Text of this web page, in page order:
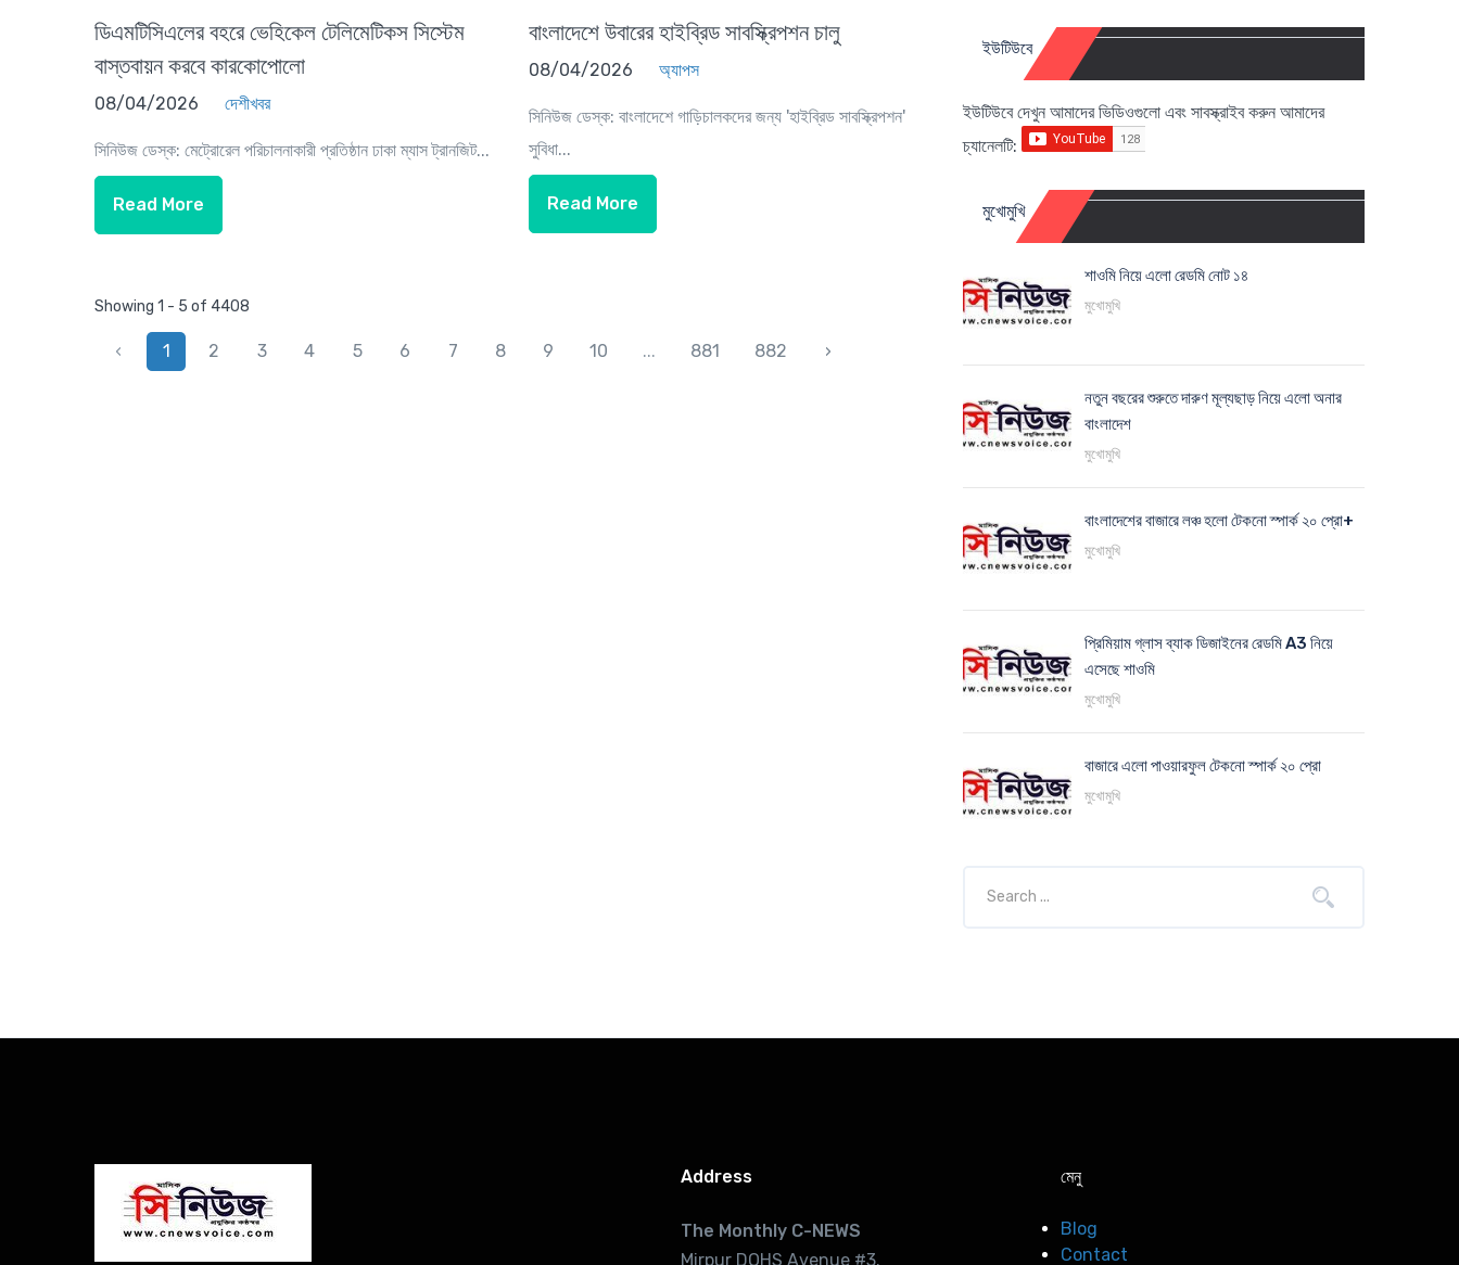
ডিএমটিসিএলের বহরে ভেহিকেল টেলিমেটিকস সিস্টেম
বাস্তবায়ন করবে কারকোপোলো
08/04/2026 দেশীখবর
সিনিউজ ডেস্ক: মেট্রোরেল পরিচালনাকারী প্রতিষ্ঠান ঢাকা ম্যাস ট্রানজিট...
Read More
বাংলাদেশে উবারের হাইব্রিড সাবস্ক্রিপশন চালু
08/04/2026 অ্যাপস
সিনিউজ ডেস্ক: বাংলাদেশে গাড়িচালকদের জন্য 'হাইব্রিড সাবস্ক্রিপশন'
সুবিধা...
Read More
Showing 1 - 5 of 4408
‹ 1 2 3 4 5 6 7 8 9 10 ... 881 882 ›
ইউটিউবে
ইউটিউবে দেখুন আমাদের ভিডিওগুলো এবং সাবস্ক্রাইব করুন আমাদের
চ্যানেলটি:
মুখোমুখি
শাওমি নিয়ে এলো রেডমি নোট ১৪
মুখোমুখি
নতুন বছরের শুরুতে দারুণ মূল্যছাড় নিয়ে এলো অনার
বাংলাদেশ
মুখোমুখি
বাংলাদেশের বাজারে লঞ্চ হলো টেকনো স্পার্ক ২০ প্রো+
মুখোমুখি
প্রিমিয়াম গ্লাস ব্যাক ডিজাইনের রেডমি A3 নিয়ে
এসেছে শাওমি
মুখোমুখি
বাজারে এলো পাওয়ারফুল টেকনো স্পার্ক ২০ প্রো
মুখোমুখি
Address
The Monthly C-NEWS
Mirpur DOHS Avenue #3.
মেনু
Blog
Contact